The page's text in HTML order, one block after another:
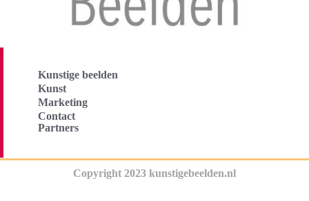
Kunstige beelden
Kunst
Marketing
Contact
Partners
Copyright 2023 kunstigebeelden.nl